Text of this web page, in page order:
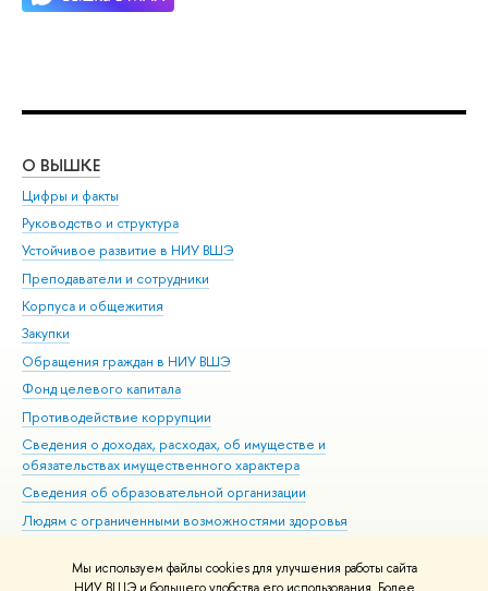
Мы используем файлы cookies для улучшения работы сайта
О ВЫШКЕ
Цифры и факты
Руководство и структура
Устойчивое развитие в НИУ ВШЭ
Преподаватели и сотрудники
Корпуса и общежития
Закупки
Обращения граждан в НИУ ВШЭ
Фонд целевого капитала
Противодействие коррупции
Сведения о доходах, расходах, об имуществе и
обязательствах имущественного характера
Сведения об образовательной организации
Людям с ограниченными возможностями здоровья
Работа в Вышке